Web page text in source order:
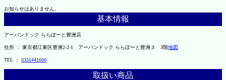
お知らせはありません。
基本情報
アーバンドック ららぽーと豊洲店
住所 ： 東京都江東区豊洲2-2-1 アーバンドック ららぽーと豊洲３ 3階地図
TEL ： 0351441660
取扱い商品